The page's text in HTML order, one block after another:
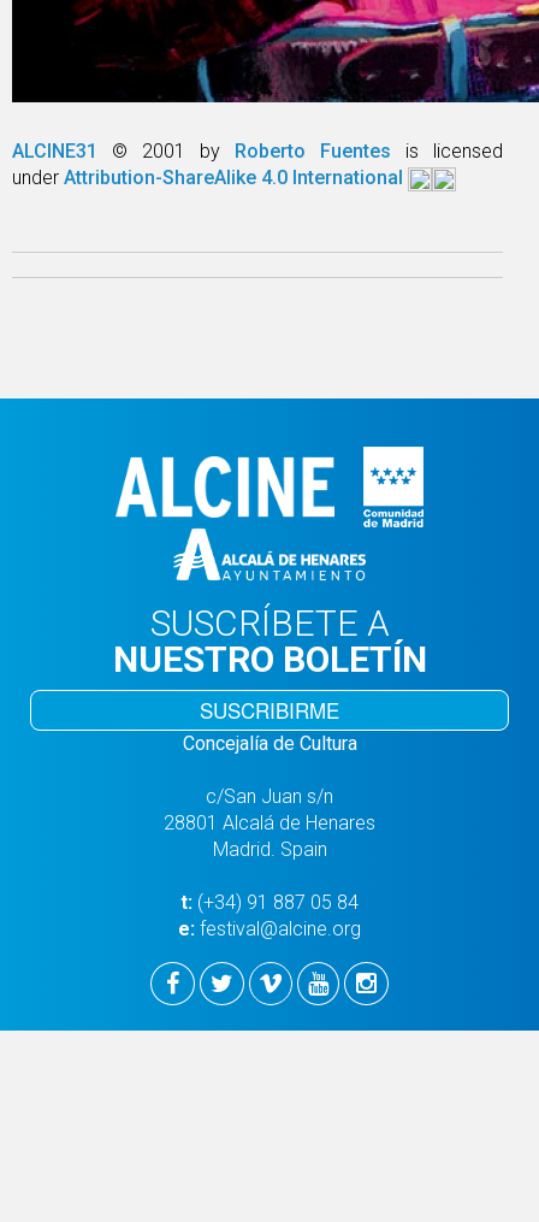
ALCINE31 © 2001 by Roberto Fuentes is licensed
under Attribution-ShareAlike 4.0 International
SUSCRÍBETE A
NUESTRO BOLETÍN
SUSCRIBIRME
Concejalía de Cultura
c/San Juan s/n
28801 Alcalá de Henares
Madrid. Spain
t: (+34) 91 887 05 84
e: festival@alcine.org